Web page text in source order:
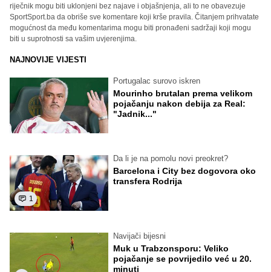
riječnik mogu biti uklonjeni bez najave i objašnjenja, ali to ne obavezuje
SportSport.ba da obriše sve komentare koji krše pravila. Čitanjem prihvatate
mogućnost da među komentarima mogu biti pronađeni sadržaji koji mogu
biti u suprotnosti sa vašim uvjerenjima.
NAJNOVIJE VIJESTI
Portugalac surovo iskren
Mourinho brutalan prema velikom
pojačanju nakon debija za Real:
"Jadnik..."
1
Da li je na pomolu novi preokret?
Barcelona i City bez dogovora oko
transfera Rodrija
Navijači bijesni
Muk u Trabzonsporu: Veliko
pojačanje se povrijedilo već u 20.
minuti